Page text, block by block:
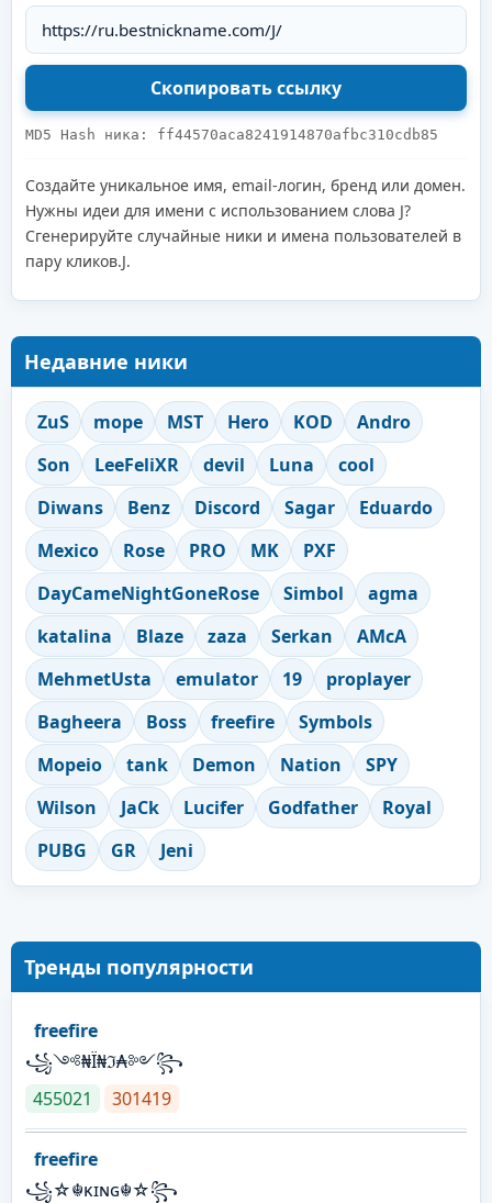
MD5 Hash ника: ff44570aca8241914870afbc310cdb85
Создайте уникальное имя, email-логин, бренд или домен.
Нужны идеи для имени с использованием слова J?
Сгенерируйте случайные ники и имена пользователей в
пару кликов.J.
Недавние ники
ZuS mope MST Hero KOD
Andro
Son
LeeFeliXR devil Luna
cool
Diwans
Benz Discord Sagar
Eduardo
Mexico
Rose PRO MK
PXF
DayCameNightGoneRose
Simbol
agma
katalina
Blaze zaza Serkan
AMcA
MehmetUsta
emulator 19
proplayer
Bagheera
Boss freefire
Symbols
Mopeio
tank Demon Nation
SPY
Wilson
JaCk Lucifer Godfather
Royal
PUBG
GR Jeni
Тренды популярности
freefire
꧁༺₦Ї₦ℑ₳༻꧂
455021
301419
freefire
꧁☆☬κɪɴɢ☬☆꧂